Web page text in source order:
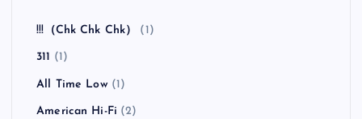
!!!（Chk Chk Chk） (1)
311 (1)
All Time Low(1)
American Hi-Fi (2)